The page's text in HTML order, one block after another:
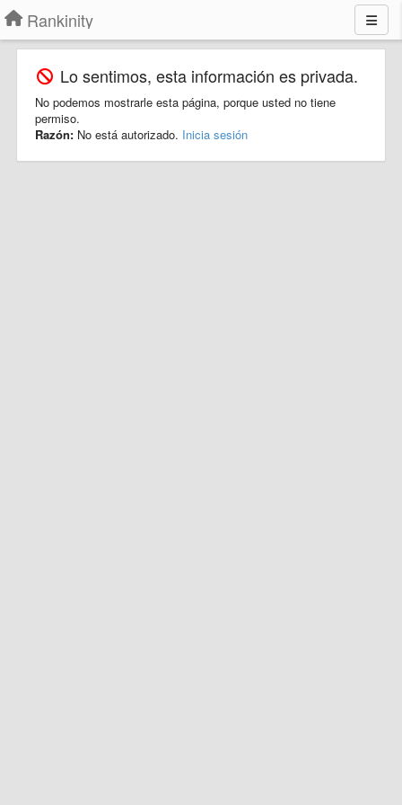
Rankinity
Lo sentimos, esta información es privada.
No podemos mostrarle esta página, porque usted no tiene
permiso.
Razón: No está autorizado. Inicia sesión